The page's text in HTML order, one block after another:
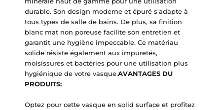
durable. Son design moderne et épuré s'adapte à
tous types de salle de bains. De plus, sa finition
blanc mat non poreuse facilite son entretien et
garantit une hygiène impeccable. Ce matériau
solide résiste également aux impuretés,
moisissures et bactéries pour une utilisation plus
hygiénique de votre vasque.AVANTAGES DU
PRODUITS:
Optez pour cette vasque en solid surface et profitez